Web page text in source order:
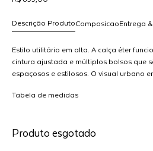
Composicao
Descrição Produto Entrega
Estilo utilitário em alta. A calça éter
cintura ajustada e múltiplos bolsos que
espaçosos e estilosos. O visual urbano
muito street style.
Tabela de medidas
Produto esgotado